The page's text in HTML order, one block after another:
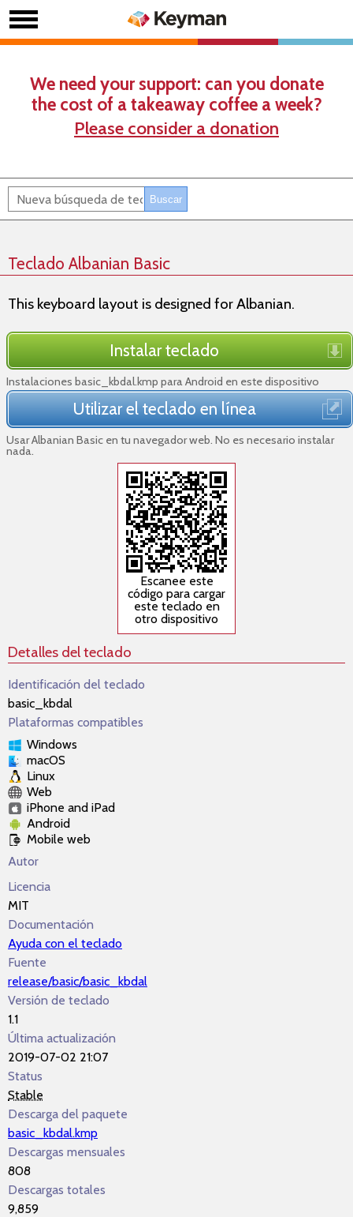
We need your support: can you donate
the cost of a takeaway coffee a week?
Please consider a donation
Teclado Albanian Basic
This keyboard layout is designed for Albanian.
Instalar teclado
Instalaciones basic_kbdal.kmp para Android en este dispositivo
Utilizar el teclado en línea
Usar Albanian Basic en tu navegador web. No es necesario instalar
nada.
Escanee este
código para cargar
este teclado en
otro dispositivo
Detalles del teclado
Identificación del teclado
basic_kbdal
Plataformas compatibles
Windows
macOS
Linux
Web
iPhone and iPad
Android
Mobile web
Autor
Licencia
MIT
Documentación
Ayuda con el teclado
Fuente
release/basic/basic_kbdal
Versión de teclado
1.1
Última actualización
2019-07-02 21:07
Status
Stable
Descarga del paquete
basic_kbdal.kmp
Descargas mensuales
808
Descargas totales
9,859